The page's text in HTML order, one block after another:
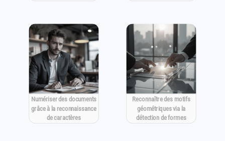
Numériser des documents
grâce à la reconnaissance
de caractères
Reconnaître des motifs
géométriques via la
détection de formes